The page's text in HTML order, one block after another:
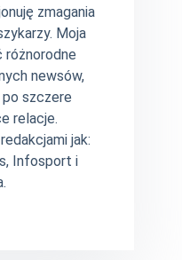
zmagania
Moja
różnorodne
newsów,
szczere
relacje.
jak:
Infosport i